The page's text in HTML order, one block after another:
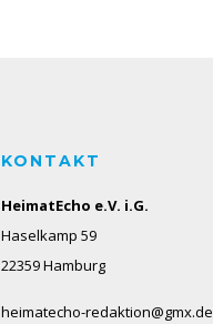
KONTAKT
HeimatEcho e.V. i.G.
Haselkamp 59
22359 Hamburg
heimatecho-redaktion@gmx.de